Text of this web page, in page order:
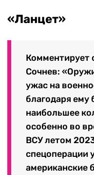
«Ланцет»
Комментирует
Сочнев:
ужас на
благодаря
наибольшее
особенно во
ВСУ летом
спецоперации
американские